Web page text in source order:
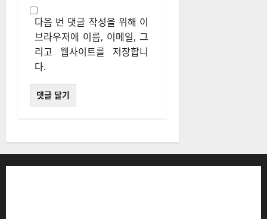
다음 번 댓글 작성을 위해 이
브라우저에 이름, 이메일, 그
리고 웹사이트를 저장합니
다.